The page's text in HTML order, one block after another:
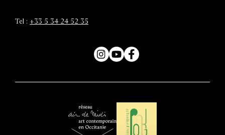
Tel : +33 5 34 24 52 35
Instagram
YouTubeFacebook